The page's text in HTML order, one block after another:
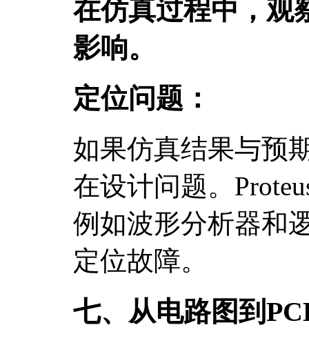
在仿真过程中，观
影响。
定位问题：
如果仿真结果与预
在设计问题。
例如波形分析器和
定位故障。
七、从电路图到